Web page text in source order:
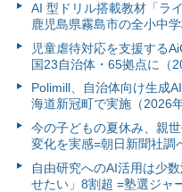
AI 型ドリル搭載教材「ラ
鹿児島県霧島市の全小中
児童虐待対応を支援する
国23自治体・65拠点に（
Polimill、自治体向け生成
海道新冠町で実施（2026
今の子どもの夏休み、親
変化を実感=朝日新聞社調
自由研究へのAI活用は少
せたい」8割超 =塾選ジャ